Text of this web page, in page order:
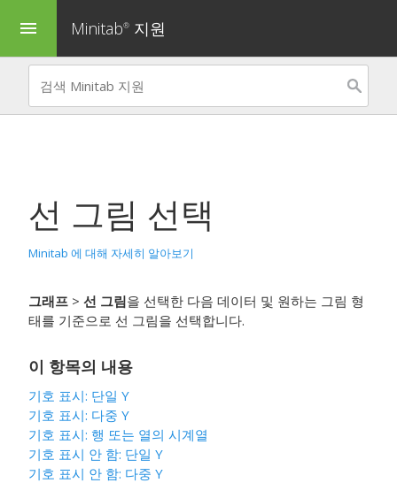
menu Minitab® 지원
선 그림 선택
Minitab 에 대해 자세히 알아보기
그래프 > 선 그림을 선택한 다음 데이터 및 원하는 그림 형
태를 기준으로 선 그림을 선택합니다.
이 항목의 내용
기호 표시: 단일 Y
기호 표시: 다중 Y
기호 표시: 행 또는 열의 시계열
기호 표시 안 함: 단일 Y
기호 표시 안 함: 다중 Y